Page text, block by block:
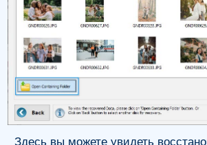
Здесь вы можете увидеть